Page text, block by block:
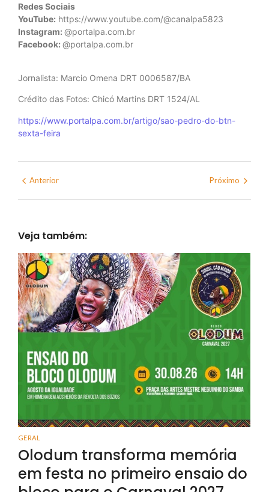
Redes Sociais
YouTube: https://www.youtube.com/@canalpa5823
Instagram: @portalpa.com.br
Facebook: @portalpa.com.br
Jornalista: Marcio Omena DRT 0006587/BA
Crédito das Fotos: Chicó Martins DRT 1524/AL
https://www.portalpa.com.br/artigo/sao-pedro-do-btn-
sexta-feira
Anterior Próximo
Veja também:
GERAL
Olodum transforma memória
em festa no primeiro ensaio do